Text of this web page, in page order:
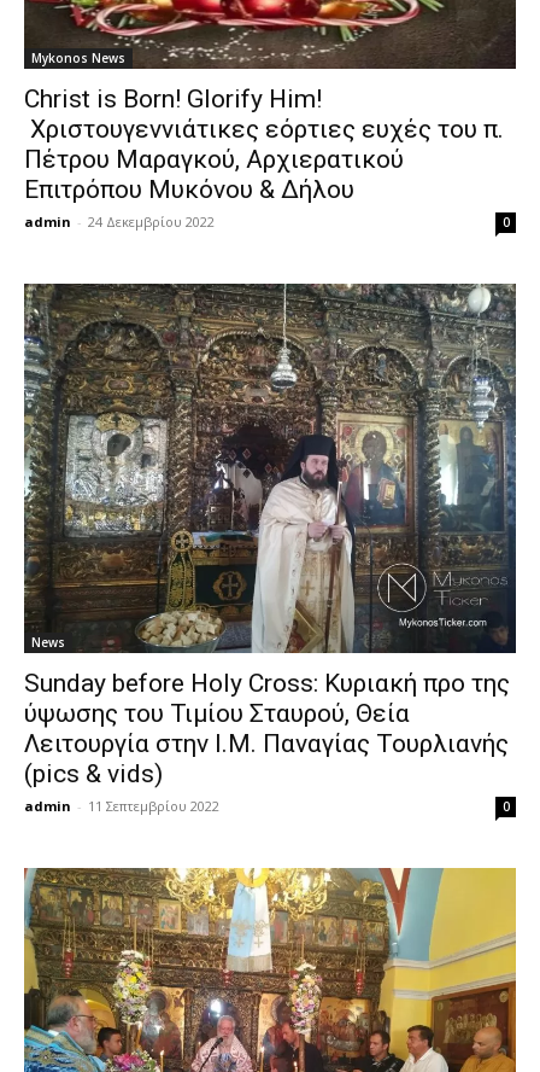
Mykonos News
Christ is Born! Glorify Him!
Χριστουγεννιάτικες εόρτιες ευχές του π.
Πέτρου Μαραγκού, Αρχιερατικού
Επιτρόπου Μυκόνου & Δήλου
admin - 24 Δεκεμβρίου 2022 0
News
Sunday before Holy Cross: Κυριακή προ της
ύψωσης του Τιμίου Σταυρού, Θεία
Λειτουργία στην Ι.Μ. Παναγίας Τουρλιανής
(pics & vids)
admin - 11 Σεπτεμβρίου 2022 0